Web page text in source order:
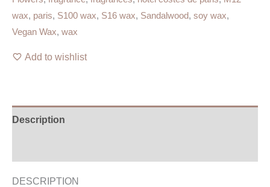
wax, paris, S100 wax, S16 wax, Sandalwood, soy wax,
Vegan Wax, wax
Add to wishlist
Description
DESCRIPTION